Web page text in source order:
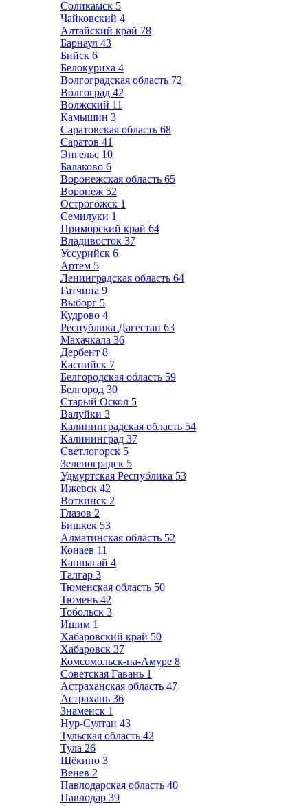
Соликамск 5
Чайковский 4
Алтайский край 78
Барнаул 43
Бийск 6
Белокуриха 4
Волгоградская область 72
Волгоград 42
Волжский 11
Камышин 3
Саратовская область 68
Саратов 41
Энгельс 10
Балаково 6
Воронежская область 65
Воронеж 52
Острогожск 1
Семилуки 1
Приморский край 64
Владивосток 37
Уссурийск 6
Артем 5
Ленинградская область 64
Гатчина 9
Выборг 5
Кудрово 4
Республика Дагестан 63
Махачкала 36
Дербент 8
Каспийск 7
Белгородская область 59
Белгород 30
Старый Оскол 5
Валуйки 3
Калининградская область 54
Калининград 37
Светлогорск 5
Зеленоградск 5
Удмуртская Республика 53
Ижевск 42
Воткинск 2
Глазов 2
Бишкек 53
Алматинская область 52
Конаев 11
Капшагай 4
Талгар 3
Тюменская область 50
Тюмень 42
Тобольск 3
Ишим 1
Хабаровский край 50
Хабаровск 37
Комсомольск-на-Амуре 8
Советская Гавань 1
Астраханская область 47
Астрахань 36
Знаменск 1
Нур-Султан 43
Тульская область 42
Тула 26
Щёкино 3
Венев 2
Павлодарская область 40
Павлодар 39